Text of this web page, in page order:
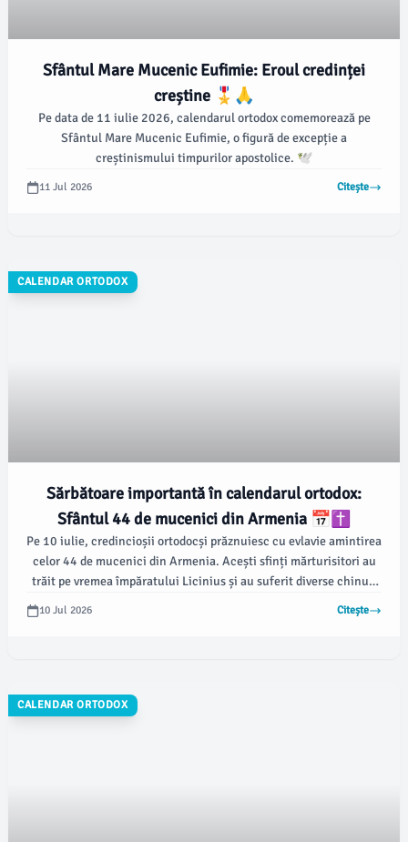
Sfântul Mare Mucenic Eufimie: Eroul credinței
creștine 🎖️🙏
Pe data de 11 iulie 2026, calendarul ortodox comemorează pe
Sfântul Mare Mucenic Eufimie, o figură de excepție a
creștinismului timpurilor apostolice. 🕊️
11 Jul 2026 Citește
CALENDAR ORTODOX
Sărbătoare importantă în calendarul ortodox:
Sfântul 44 de mucenici din Armenia 📅✝️
Pe 10 iulie, credincioșii ortodocși prăznuiesc cu evlavie amintirea
celor 44 de mucenici din Armenia. Acești sfinți mărturisitori au
trăit pe vremea împăratului Licinius și au suferit diverse chinuri
pentru credința lor în Hristos, alegând să-și păstreze credința în
10 Jul 2026 Citește
CALENDAR ORTODOX